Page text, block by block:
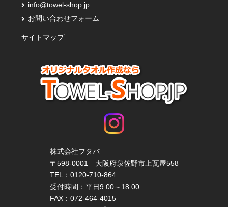
info@towel-shop.jp
お問い合わせフォーム
サイトマップ
株式会社フタバ
〒598-0001 大阪府泉佐野市上瓦屋558
TEL： 0120-710-864
受付時間：平日9:00～18:00
FAX：072-464-4015